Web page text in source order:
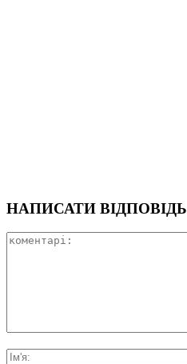
НАПИСАТИ ВІДПОВІДЬ